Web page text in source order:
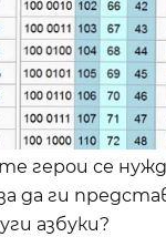
герои се
да ги
азбуки?